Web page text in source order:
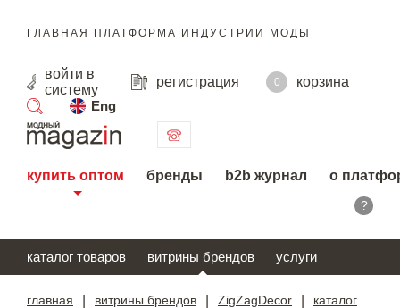
ГЛАВНАЯ ПЛАТФОРМА ИНДУСТРИИ МОДЫ
войти в
систему
регистрация 0
корзина
Eng
поиск
купить оптом бренды b2b журнал о
?
каталог товаров витрины брендов услуги
главная витрины брендов ZigZagDecor каталог